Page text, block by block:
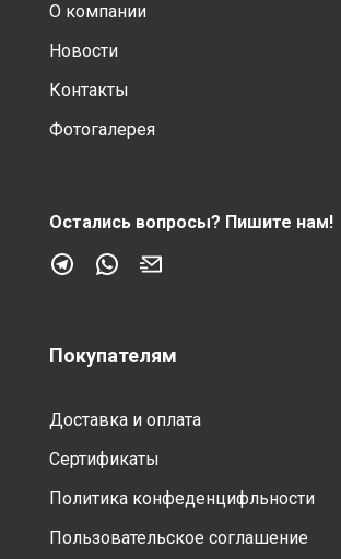
О компании
Новости
Контакты
Фотогалерея
Остались вопросы? Пишите нам!
Покупателям
Доставка и оплата
Сертификаты
Политика конфеденцифльности
Пользовательское соглашение